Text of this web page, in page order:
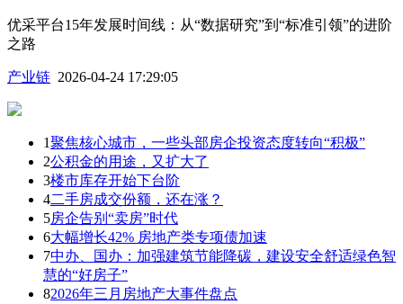
优采平台15年发展时间线：从“数据研究”到“标准引领”的进阶
之路
产业链 2026-04-24 17:29:05
1聚焦核心城市，一些头部房企投资态度转向“积极”
2公积金的用途，又扩大了
3楼市库存开始下台阶
4二手房成交份额，还在涨？
5房企告别“卖房”时代
6大幅增长42% 房地产类专项债加速
7中办、国办：加强建筑节能降碳，建设安全舒适绿色智
慧的“好房子”
82026年三月房地产大事件盘点